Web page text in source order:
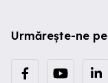
Urmărește-ne pe